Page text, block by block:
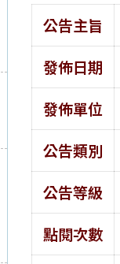
公告主旨
發佈日期
發佈單位
公告類別
公告等級
點閱次數